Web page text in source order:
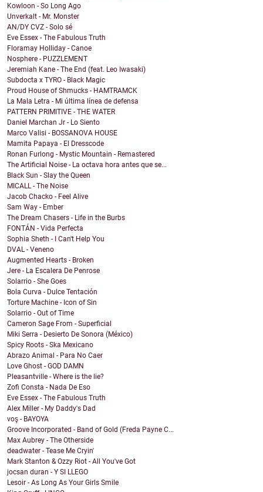
Kowloon - So Long Ago
Unverkalt - Mr. Monster
AN/DY CVZ - Solo sé
Eve Essex - The Fabulous Truth
Floramay Holliday - Canoe
Nosphere - PUZZLEMENT
Jeremiah Kane - The End (feat. Leo Iwasaki)
Subdocta x TYRO - Black Magic
Proud House of Shmucks - HAMTRAMCK
La Mala Letra - Mi última línea de defensa
PATTERN PRIMITIVE - THE WATER
Daniel Marchan Jr - Lo Siento
Marco Valisi - BOSSANOVA HOUSE
Mamita Papaya - El Dresscode
Ronan Furlong - Mystic Mountain - Remastered
The Artificial Noise - La octava hora antes que se...
Black Sun - Slay the Queen
MICALL - The Noise
Jacob Chacko - Feel Alive
Sam Way - Ember
The Dream Chasers - Life in the Burbs
FONTÁN - Vida Perfecta
Sophia Sheth - I Can't Help You
DVAL - Veneno
Augmented Hearts - Broken
Jere - La Escalera De Penrose
Solarrio - She Goes
Bola Curva - Dulce Tentación
Torture Machine - Icon of Sin
Solarrio - Out of Time
Cameron Sage From - Superficial
Miki Serra - Desierto De Sonora (México)
Spicy Roots - Ska Mexicano
Abrazo Animal - Para No Caer
Love Ghost - GOD DAMN
Pleasantville - Where is the lie?
Zofi Consta - Nada De Eso
Eve Essex - The Fabulous Truth
Alex Miller - My Daddy's Dad
voş - BAYOYA
Groove Incorporated - Band of Gold (Freda Payne C...
Max Aubrey - The Otherside
deadwater - Tease Me Cryin'
Mark Stanton & Ozzy Riot - All You've Got
jocsan duran - Y SI LLEGO
Lesoir - As Long As Your Girls Smile